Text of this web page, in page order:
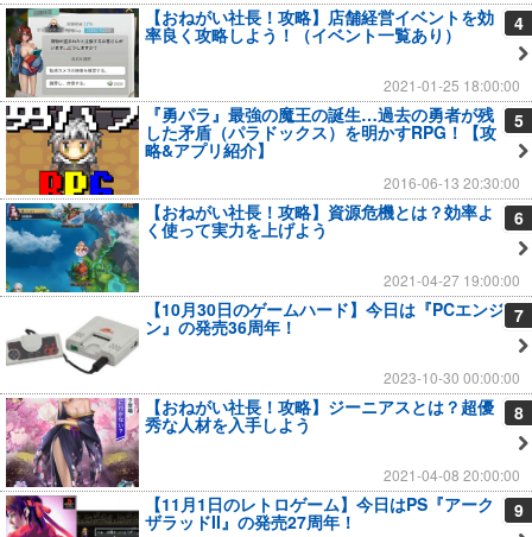
4
【おねがい社長！攻略】店舗経営イベントを効
率良く攻略しよう！（イベント一覧あり）
2021-01-25 18:00:00
5
『勇パラ』最強の魔王の誕生…過去の勇者が残
した矛盾（パラドックス）を明かすRPG！【攻
略&アプリ紹介】
2016-06-13 20:30:00
6
【おねがい社長！攻略】資源危機とは？効率よ
く使って実力を上げよう
2021-04-27 19:00:00
7
【10月30日のゲームハード】今日は『PCエンジ
ン』の発売36周年！
2023-10-30 00:00:00
8
【おねがい社長！攻略】ジーニアスとは？超優
秀な人材を入手しよう
2021-04-08 20:00:00
9
【11月1日のレトロゲーム】今日はPS『アーク
ザラッドII』の発売27周年！